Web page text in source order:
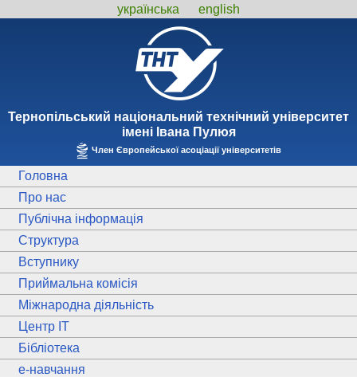
українська english
Тернопiльський національний технiчний унiверситет
iменi Iвана Пулюя
Член Європейської асоціації університетів
Головна
Про нас
Публічна інформація
Структура
Вступнику
Приймальна комісія
Міжнародна діяльність
Центр ІТ
Бібліотека
e-навчання